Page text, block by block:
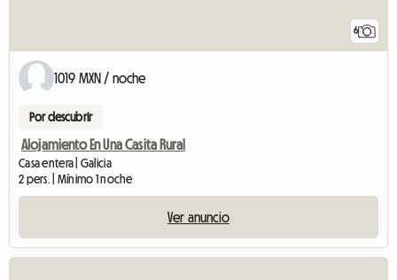
6
1019 MXN / noche
Por descubrir
Alojamiento En Una Casita Rural
Casa entera | Galicia
2 pers. | Mínimo 1 noche
Ver anuncio